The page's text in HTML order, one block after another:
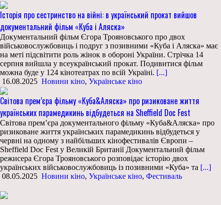
Історія про сестринство на війні: в український прокат вийшов
документальний фільм «Куба і Аляска»
Документальний фільм Єгора Трояновського про двох
військовослужбовиць і подруг з позивними «Куба і Аляска» має
на меті підсвітити роль жінок в обороні України. Стрічка 14
серпня вийшла у всеукраїнський прокат. Подивитися фільм
можна буде у 124 кінотеатрах по всій Україні. [...]
16.08.2025 Новини кіно, Українське кіно
Світова прем’єра фільму «Куба&Аляска» про ризиковане життя
українських парамедикинь відбудеться на Sheffield Doc Fest
Світова прем’єра документального фільму «Куба&Аляска» про
ризиковане життя українських парамедикинь відбудеться у
червні на одному з найбільших кінофестивалів Європи –
Sheffield Doc Fest у Великій Британії Документальний фільм
режисера Єгора Трояновського розповідає історію двох
українських військовослужбовиць із позивними «Куба» та [...]
08.05.2025 Новини кіно, Українське кіно, Фестиваль